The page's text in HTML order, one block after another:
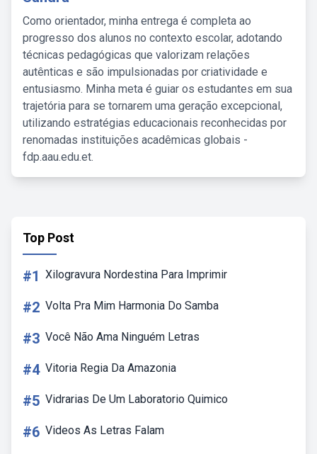
Como orientador, minha entrega é completa ao
progresso dos alunos no contexto escolar, adotando
técnicas pedagógicas que valorizam relações
autênticas e são impulsionadas por criatividade e
entusiasmo. Minha meta é guiar os estudantes em sua
trajetória para se tornarem uma geração excepcional,
utilizando estratégias educacionais reconhecidas por
renomadas instituições acadêmicas globais -
fdp.aau.edu.et.
Top Post
#1 Xilogravura Nordestina Para Imprimir
#2 Volta Pra Mim Harmonia Do Samba
#3 Você Não Ama Ninguém Letras
#4 Vitoria Regia Da Amazonia
#5 Vidrarias De Um Laboratorio Quimico
#6 Videos As Letras Falam